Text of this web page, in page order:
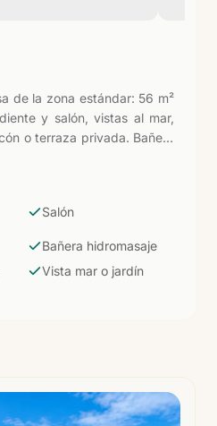
de la zona estándar: 56 m²
y salón, vistas al mar,
o terraza privada. Bañera
independiente, aire
albornoz, zapatillas y carta
estancias largas, familias o
Salón
Bañera hidromasaje
Vista mar o jardín